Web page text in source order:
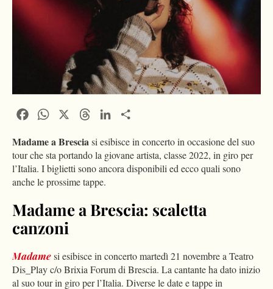
FacebookWhatsApp ThreadsLinkedIn
Madame a Bresciasi esibisce in concerto in occasione del suo
tour che sta portando la giovane artista, classe 2022, in giro per
l’Italia. I biglietti sono ancora disponibili ed ecco quali sono
anche le prossime tappe.
Madame a Brescia: scaletta
canzoni
Madamesi esibisce in concerto martedì 21 novembre a Teatro
Dis_Play c/o Brixia Forum di Brescia. La cantante ha dato inizio
al suo tour in giro per l’Italia. Diverse le date e tappe in